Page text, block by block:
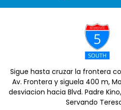
Sigue hasta cruzar la frontera
Av. Frontera y siguela 400 m,
desviacion hacia Blvd. Padre
Servando